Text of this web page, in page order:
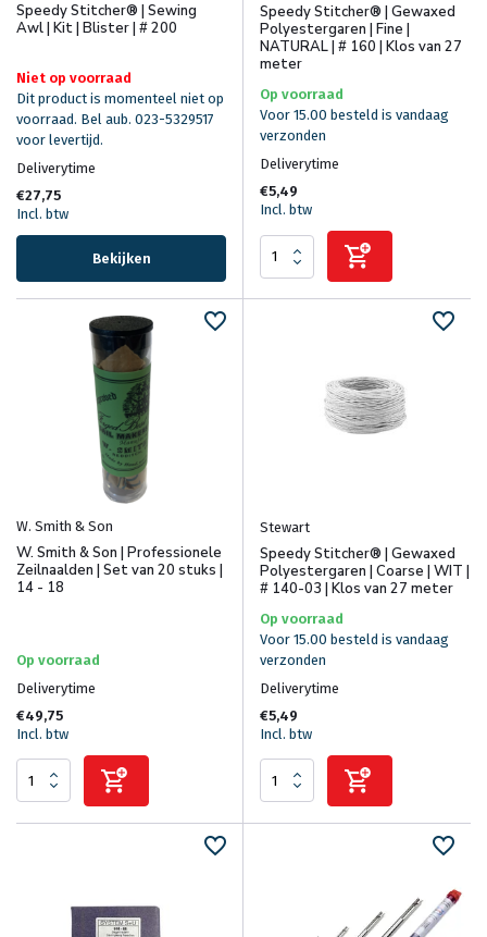
Speedy Stitcher® | Sewing
Awl | Kit | Blister | # 200
Niet op voorraad
Dit product is momenteel niet op
voorraad. Bel aub. 023-5329517
voor levertijd.
Deliverytime
€27,75
Incl. btw
Bekijken
Speedy Stitcher® | Gewaxed
Polyestergaren | Fine |
NATURAL | # 160 | Klos van 27
meter
Op voorraad
Voor 15.00 besteld is vandaag
verzonden
Deliverytime
€5,49
Incl. btw
W. Smith & Son
W. Smith & Son | Professionele
Zeilnaalden | Set van 20 stuks |
14 - 18
Op voorraad
Deliverytime
€49,75
Incl. btw
Stewart
Speedy Stitcher® | Gewaxed
Polyestergaren | Coarse | WIT |
# 140-03 | Klos van 27 meter
Op voorraad
Voor 15.00 besteld is vandaag
verzonden
Deliverytime
€5,49
Incl. btw